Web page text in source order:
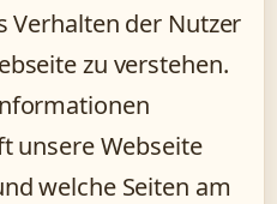
Verhalten der Nutzer
zu verstehen.
unsere Webseite
welche Seiten am